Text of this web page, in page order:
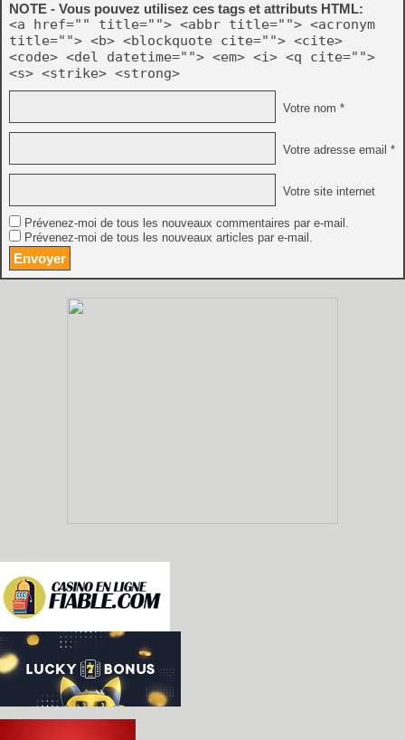
NOTE - Vous pouvez utilisez ces tags et attributs HTML:
<a href="" title=""> <abbr title=""> <acronym
title=""> <b> <blockquote cite=""> <cite>
<code> <del datetime=""> <em> <i> <q cite="">
<s> <strike> <strong>
Votre nom *
Votre adresse email *
Votre site internet
Prévenez-moi de tous les nouveaux commentaires par e-mail.
Prévenez-moi de tous les nouveaux articles par e-mail.